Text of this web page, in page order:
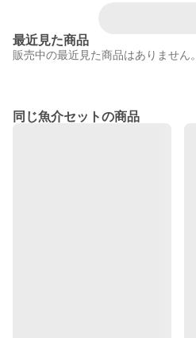
最近見た商品
販売中の最近見た商品はありません。
同じ魚介セットの商品